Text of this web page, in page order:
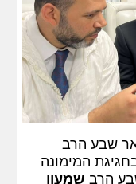
שבע הרב
המימונה
הרב שמעון